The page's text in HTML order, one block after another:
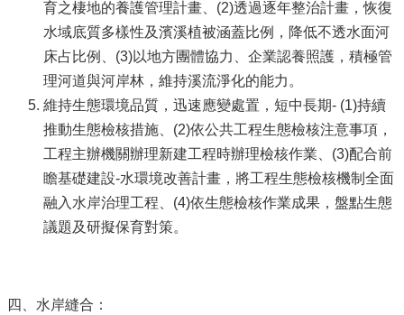
育之棲地的養護管理計畫、(2)透過逐年整治計畫，恢復
水域底質多樣性及濱溪植被涵蓋比例，降低不透水面河
床占比例、(3)以地方團體協力、企業認養照護，積極管
理河道與河岸林，維持溪流淨化的能力。
維持生態環境品質，迅速應變處置，短中長期- (1)持續
推動生態檢核措施、(2)依公共工程生態檢核注意事項，
工程主辦機關辦理新建工程時辦理檢核作業、(3)配合前
瞻基礎建設-水環境改善計畫，將工程生態檢核機制全面
融入水岸治理工程、(4)依生態檢核作業成果，盤點生態
議題及研擬保育對策。
四、水岸縫合：